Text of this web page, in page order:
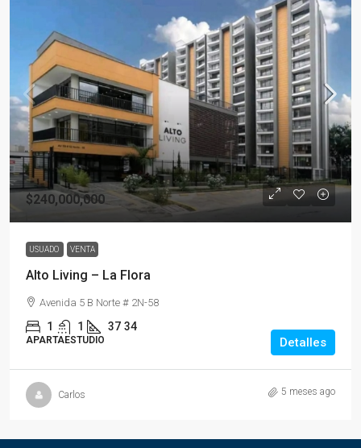
$240,000,000
USUADO VENTA
Alto Living – La Flora
Avenida 5 B Norte # 2N-58
1 1 37 34
APARTAESTUDIO Detalles
Carlos 5 meses ago